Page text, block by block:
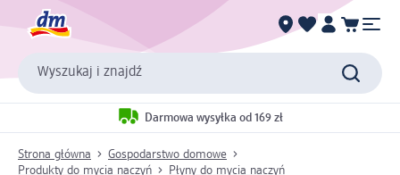
Wyszukaj i znajdź
Darmowa wysyłka od 169 zł
Strona główna
Gospodarstwo domowe
Produkty do mycia naczyń
Płyny do mycia naczyń